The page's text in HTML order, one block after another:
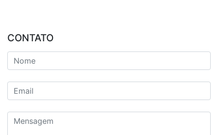
CONTATO